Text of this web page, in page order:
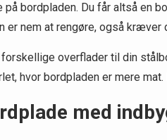
på bordpladen. Du får altså en
er nem at rengøre, også
overflader til din
hvor bordpladen er mere
med